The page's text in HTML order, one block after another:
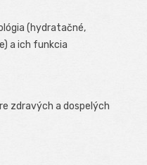
(hydratačné,
a ich funkcia
zdravých a dospelých